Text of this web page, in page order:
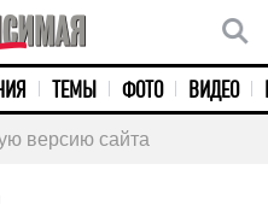
ТЕМЫ ФОТО ВИДЕО
версию сайта